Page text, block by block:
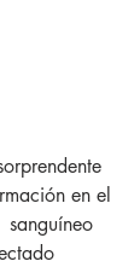
en el
sanguíneo